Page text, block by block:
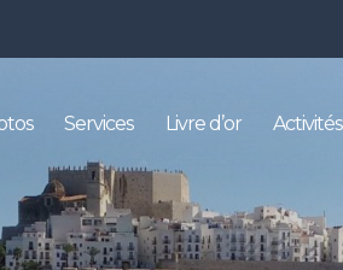
Services Livre d’or Activités